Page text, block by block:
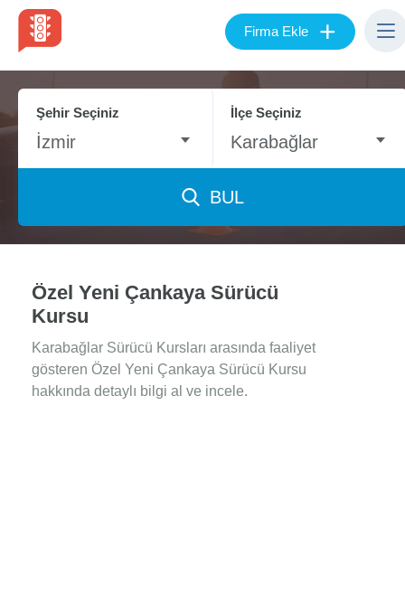
Firma Ekle +
Şehir Seçiniz
İzmir
İlçe Seçiniz
Karabağlar
BUL
Özel Yeni Çankaya Sürücü
Kursu
Karabağlar Sürücü Kursları arasında faaliyet
gösteren Özel Yeni Çankaya Sürücü Kursu
hakkında detaylı bilgi al ve incele.